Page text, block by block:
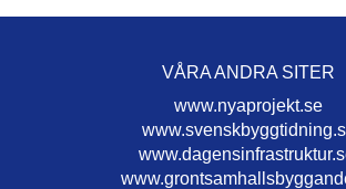
VÅRA ANDRA SITER
www.nyaprojekt.se